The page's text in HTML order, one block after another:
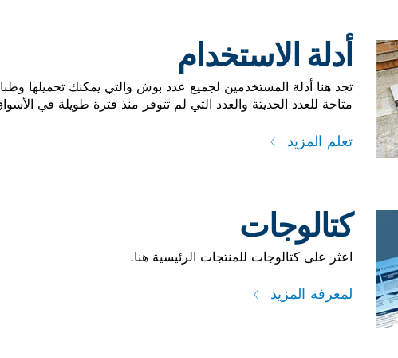
أدلة الاستخدام
تجد هنا أدلة المستخدمين لجميع عدد بوش والتي يمكنك تحميلها
متاحة للعدد الحديثة والعدد التي لم تتوفر منذ فترة طويلة في
تعلم المزيد
كتالوجات
اعثر على كتالوجات للمنتجات الرئيسية هنا.
لمعرفة المزيد